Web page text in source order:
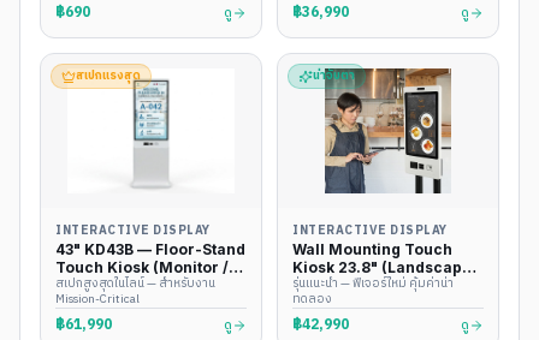
฿690 ดู ฿36,990 ดู
สเปกแรงสุด
INTERACTIVE DISPLAY
43" KD43B — Floor-Stand
Touch Kiosk (Monitor /
Windows / Android)
สเปกสูงสุดในไลน์ — สำหรับงาน
Mission-Critical
฿61,990 ดู
น่าจับตา
INTERACTIVE DISPLAY
Wall Mounting Touch
Kiosk 23.8" (Landscape
16:9)
รุ่นแนะนำ — ฟีเจอร์ใหม่ คุ้มค่าน่า
ทดลอง
฿42,990 ดู